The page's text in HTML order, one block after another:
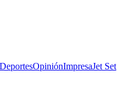
DeportesOpiniónImpresaJet Set